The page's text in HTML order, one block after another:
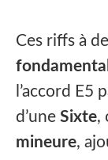
Ces riffs à
l’accord E5
d’une Sixte,
mineure,